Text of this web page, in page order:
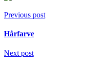
Previous post
Hårfarve
Next post